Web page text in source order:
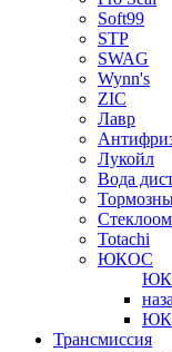
Soft99
STP
SWAG
Wynn's
ZIC
Лавр
Лукойл
Вода
Totachi
ЮКОС
Трансмиссия